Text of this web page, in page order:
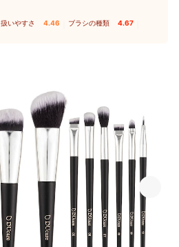
扱いやすさ 4.46 ブラシの種類 4.67